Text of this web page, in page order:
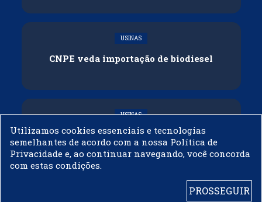
USINAS
CNPE veda importação de biodiesel
USINAS
Acelen Renováveis assina acordo com
Bunge para óleo de soja em projeto na
Bahia
Utilizamos cookies essenciais e tecnologias
semelhantes de acordo com a nossa Política de
Privacidade e, ao continuar navegando, você concorda
com estas condições.
PROSSEGUIR